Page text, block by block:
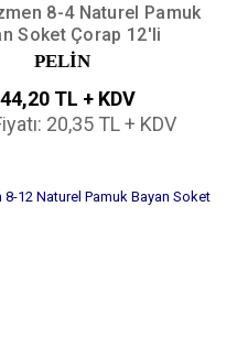
8-4 Naturel Pamuk
Soket Çorap 12'li
PELİN
TL + KDV
20,35 TL + KDV